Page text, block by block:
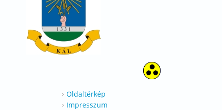
Oldaltérkép
Impresszum